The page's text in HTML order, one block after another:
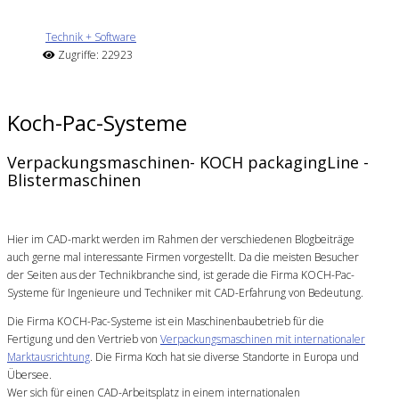
Technik + Software
Zugriffe: 22923
Koch-Pac-Systeme
Verpackungsmaschinen- KOCH packagingLine -
Blistermaschinen
Hier im CAD-markt werden im Rahmen der verschiedenen Blogbeiträge
auch gerne mal interessante Firmen vorgestellt. Da die meisten Besucher
der Seiten aus der Technikbranche sind, ist gerade die Firma KOCH-Pac-
Systeme für Ingenieure und Techniker mit CAD-Erfahrung von Bedeutung.
Die Firma KOCH-Pac-Systeme ist ein Maschinenbaubetrieb für die
Fertigung und den Vertrieb von Verpackungsmaschinen mit internationaler
Marktausrichtung. Die Firma Koch hat sie diverse Standorte in Europa und
Übersee.
Wer sich für einen CAD-Arbeitsplatz in einem internationalen